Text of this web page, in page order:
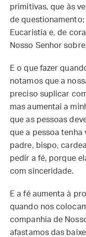
primitivas, que às
de
Eucaristia e, de
Nosso Senhor
E o que fazer
notamos que a
preciso suplicar
mas aumentai a
que as pessoas
que a pessoa tenha
padre, bispo,
pedir a fé, porque
com sinceridade.
E a fé aumenta à
quando nos
companhia de
afastamos das